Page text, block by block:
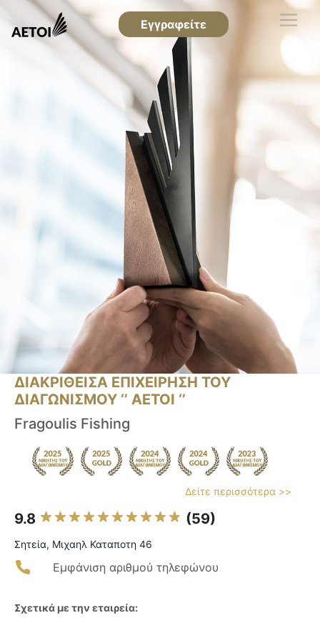
Εγγραφείτε
ΔΙΑΚΡΙΘΕΙΣΑ ΕΠΙΧΕΙΡΗΣΗ ΤΟΥ
ΔΙΑΓΩΝΙΣΜΟΥ ‘’ ΑΕΤΟΙ ‘’
Fragoulis Fishing
Δείτε περισσότερα >>
9.8 (59)
Σητεία, Μιχαηλ Καταποτη 46
Εμφάνιση αριθμού τηλεφώνου
Σχετικά με την εταιρεία: